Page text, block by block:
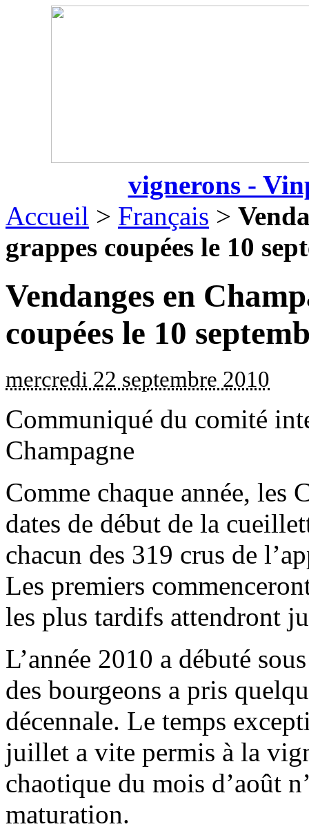
vignerons -
Accueil > Français >
grappes coupées le 10
Vendanges en
coupées le 10
mercredi 22 septembre 2010
Communiqué du comité
Champagne
Comme chaque année, les
dates de début de la
chacun des 319 crus de
Les premiers
les plus tardifs attendront
L’année 2010 a débuté
des bourgeons a pris
décennale. Le temps
juillet a vite permis à la
chaotique du mois d’août
maturation.